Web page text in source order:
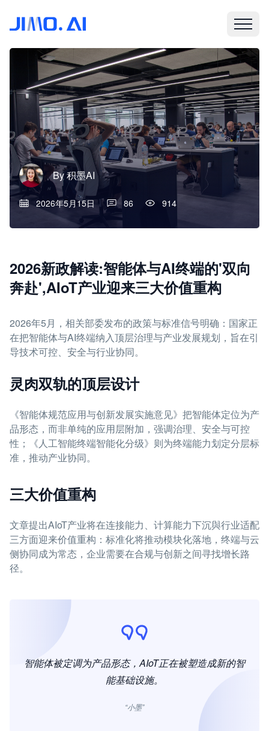
By积墨AI
2026年5月15日 86 914
2026新政解读:智能体与AI终端的'双向
奔赴',AIoT产业迎来三大价值重构
2026年5月，相关部委发布的政策与标准信号明确：国家正
在把智能体与AI终端纳入顶层治理与产业发展规划，旨在引
导技术可控、安全与行业协同。
灵肉双轨的顶层设计
《智能体规范应用与创新发展实施意见》把智能体定位为产
品形态，而非单纯的应用层附加，强调治理、安全与可控
性；《人工智能终端智能化分级》则为终端能力划定分层标
准，推动产业协同。
三大价值重构
文章提出AIoT产业将在连接能力、计算能力下沉與行业适配
三方面迎来价值重构：标准化将推动模块化落地，终端与云
侧协同成为常态，企业需要在合规与创新之间寻找增长路
径。
智能体被定调为产品形态，AIoT正在被塑造成新的智
能基础设施。
“小墨”